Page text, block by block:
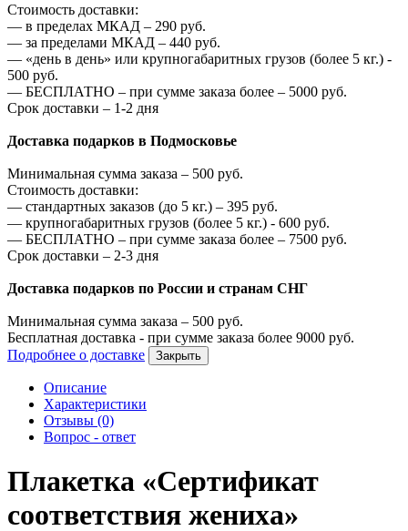
Стоимость доставки:
— в пределах МКАД – 290 руб.
— за пределами МКАД – 440 руб.
— «день в день» или крупногабаритных грузов (более 5 кг.) -
500 руб.
— БЕСПЛАТНО – при сумме заказа более – 5000 руб.
Срок доставки – 1-2 дня
Доставка подарков в Подмосковье
Минимальная сумма заказа – 500 руб.
Стоимость доставки:
— стандартных заказов (до 5 кг.) – 395 руб.
— крупногабаритных грузов (более 5 кг.) - 600 руб.
— БЕСПЛАТНО – при сумме заказа более – 7500 руб.
Срок доставки – 2-3 дня
Доставка подарков по России и странам СНГ
Минимальная сумма заказа – 500 руб.
Бесплатная доставка - при сумме заказа более 9000 руб.
Подробнее о доставке
Закрыть
Описание
Характеристики
Отзывы (0)
Вопрос - ответ
Плакетка «Сертификат
соответствия жениха»